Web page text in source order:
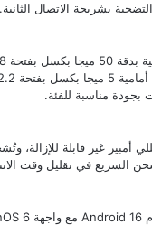
بشريحة الاتصال الثانية.
بجودة مناسبة للفئة.
السريع في تقليل وقت